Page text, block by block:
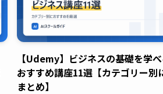
【Udemy】ビジネスの基礎を学
おすすめ講座11選【カテゴリー別
まとめ】